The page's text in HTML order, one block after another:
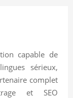
capable de
sérieux,
complet
et SEO